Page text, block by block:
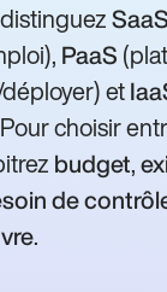
SaaS
PaaS
et
choisir
budget,
de
.